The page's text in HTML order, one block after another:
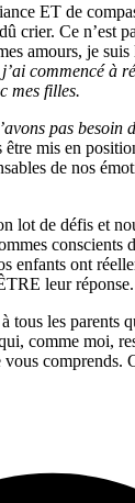
ET de
crier. Ce n’est
amours, je
commencé à
mes filles.
pas besoin
mis en
de nos
lot de défis et
conscients
enfants ont
leur réponse.
tous les parents
comme moi,
comprends.